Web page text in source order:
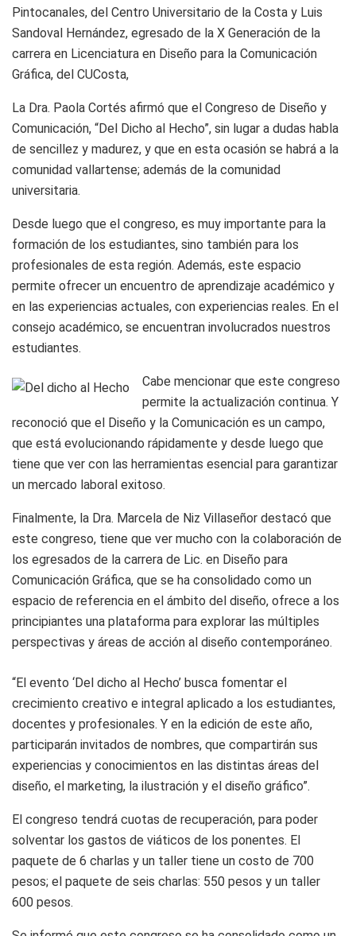
Pintocanales, del Centro Universitario de la Costa y Luis
Sandoval Hernández, egresado de la X Generación de la
carrera en Licenciatura en Diseño para la Comunicación
Gráfica, del CUCosta,
La Dra. Paola Cortés afirmó que el Congreso de Diseño y
Comunicación, “Del Dicho al Hecho”, sin lugar a dudas habla
de sencillez y madurez, y que en esta ocasión se habrá a la
comunidad vallartense; además de la comunidad
universitaria.
Desde luego que el congreso, es muy importante para la
formación de los estudiantes, sino también para los
profesionales de esta región. Además, este espacio
permite ofrecer un encuentro de aprendizaje académico y
en las experiencias actuales, con experiencias reales. En el
consejo académico, se encuentran involucrados nuestros
estudiantes.
Cabe mencionar que este congreso
permite la actualización continua. Y
reconoció que el Diseño y la Comunicación es un campo,
que está evolucionando rápidamente y desde luego que
tiene que ver con las herramientas esencial para garantizar
un mercado laboral exitoso.
Finalmente, la Dra. Marcela de Niz Villaseñor destacó que
este congreso, tiene que ver mucho con la colaboración de
los egresados de la carrera de Lic. en Diseño para
Comunicación Gráfica, que se ha consolidado como un
espacio de referencia en el ámbito del diseño, ofrece a los
principiantes una plataforma para explorar las múltiples
perspectivas y áreas de acción al diseño contemporáneo.
“El evento ‘Del dicho al Hecho’ busca fomentar el
crecimiento creativo e integral aplicado a los estudiantes,
docentes y profesionales. Y en la edición de este año,
participarán invitados de nombres, que compartirán sus
experiencias y conocimientos en las distintas áreas del
diseño, el marketing, la ilustración y el diseño gráfico”.
El congreso tendrá cuotas de recuperación, para poder
solventar los gastos de viáticos de los ponentes. El
paquete de 6 charlas y un taller tiene un costo de 700
pesos; el paquete de seis charlas: 550 pesos y un taller
600 pesos.